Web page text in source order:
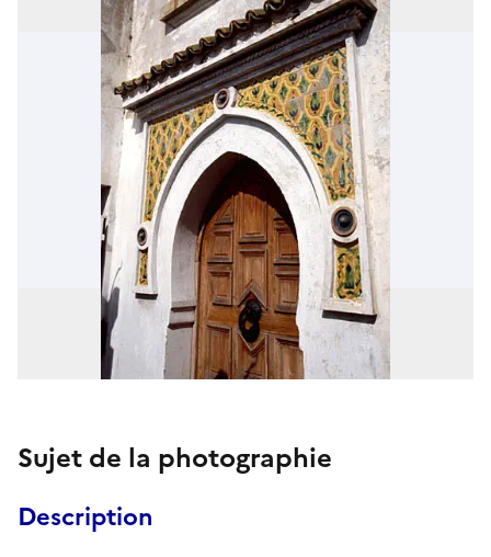
Sujet de la photographie
Description